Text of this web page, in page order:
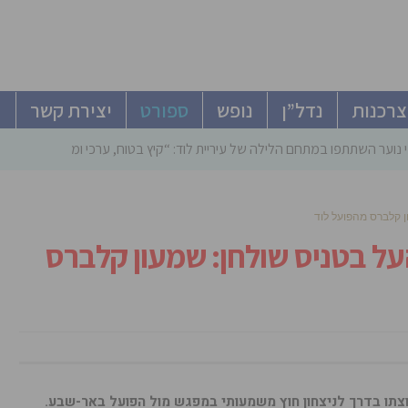
צרכנות נדל”ן נופש ספורט יצירת קשר
נוער השתתפו במתחם הלילה של עיריית לוד: “קיץ בטוח, ערכי ומהנה”
ה-11 בליגת העל בטניס שולחן: שמעון קלברס
ניצחונות של קבוצתו בדרך לניצחון חוץ משמעותי במפגש מול הפועל באר-שבע.